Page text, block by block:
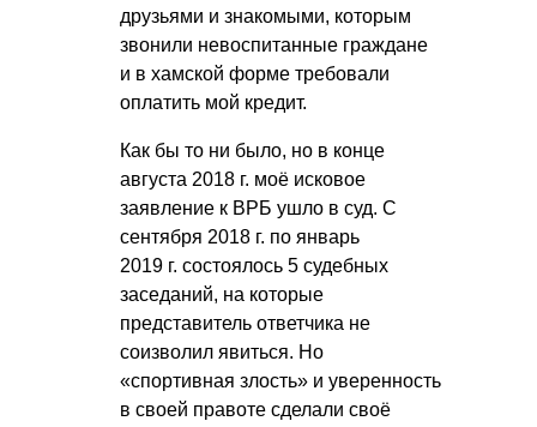
друзьями и знакомыми, которым
звонили невоспитанные граждане
и в хамской форме требовали
оплатить мой кредит.
Как бы то ни было, но в конце
августа 2018 г. моё исковое
заявление к ВРБ ушло в суд. С
сентября 2018 г. по январь
2019 г. состоялось 5 судебных
заседаний, на которые
представитель ответчика не
соизволил явиться. Но
«спортивная злость» и уверенность
в своей правоте сделали своё